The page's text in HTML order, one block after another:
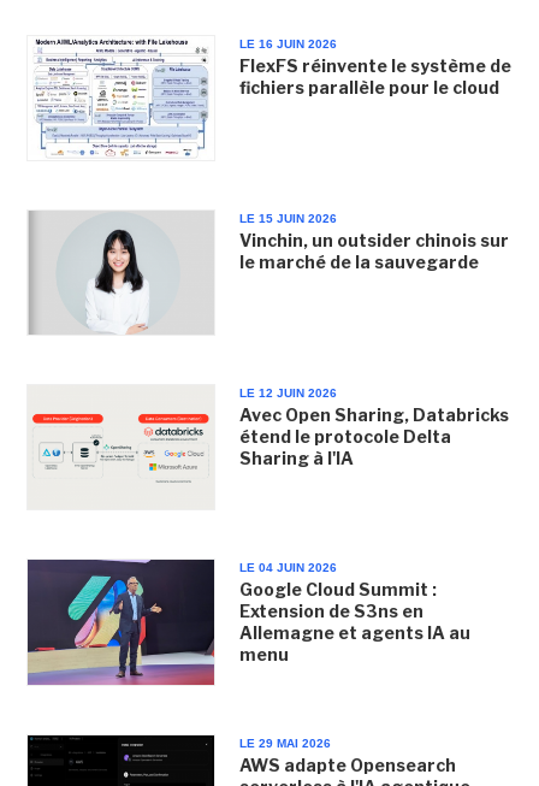
LE 16 JUIN 2026
FlexFS réinvente le système de
fichiers parallèle pour le cloud
LE 15 JUIN 2026
Vinchin, un outsider chinois sur
le marché de la sauvegarde
LE 12 JUIN 2026
Avec Open Sharing, Databricks
étend le protocole Delta
Sharing à l'IA
LE 04 JUIN 2026
Google Cloud Summit :
Extension de S3ns en
Allemagne et agents IA au
menu
LE 29 MAI 2026
AWS adapte Opensearch